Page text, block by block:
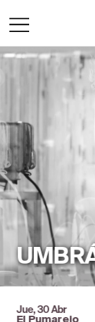
Jue, 30 Abr